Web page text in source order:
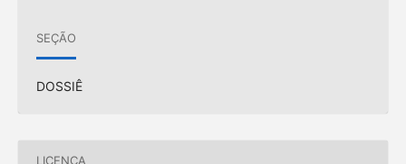
SEÇÃO
DOSSIÊ
LICENÇA